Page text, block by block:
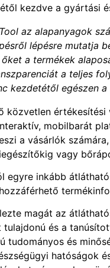
kezdve a gyártási
az alapanyagok
lépésre mutatja
a termékek
a teljes
kezdetétől egészen
közvetlen értékesítési
mobilbarát
a vásárlók
vagy
egyre inkább
magát az
és a
tudományos és
hatóságok